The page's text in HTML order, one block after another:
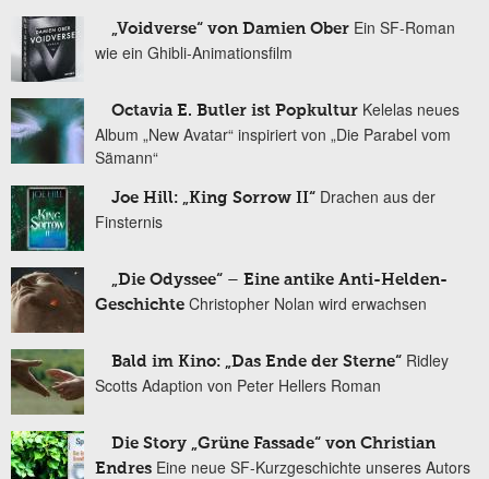
„Voidverse“ von Damien Ober Ein SF-Roman
wie ein Ghibli-Animationsfilm
Octavia E. Butler ist Popkultur Kelelas neues
Album „New Avatar“ inspiriert von „Die Parabel vom
Sämann“
Joe Hill: „King Sorrow II“ Drachen aus der
Finsternis
„Die Odyssee“ – Eine antike Anti-Helden-
Geschichte Christopher Nolan wird erwachsen
Bald im Kino: „Das Ende der Sterne“ Ridley
Scotts Adaption von Peter Hellers Roman
Die Story „Grüne Fassade“ von Christian
Endres Eine neue SF-Kurzgeschichte unseres Autors